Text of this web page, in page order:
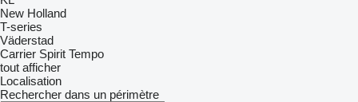
New Holland
T-series
Väderstad
Carrier Spirit Tempo
tout afficher
Localisation
Rechercher dans un périmètre